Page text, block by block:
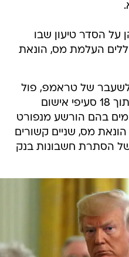
על הסדר טיעון שבו
העלמת מס, הונאת
לשעבר של טראמפ, פול
מנפורט, הורשע בשמונה מתוך 18 סעיפי אישום
בהם הורשע מנפורט
מס, שניים קשורים
של הסתרת חשבונות בנק